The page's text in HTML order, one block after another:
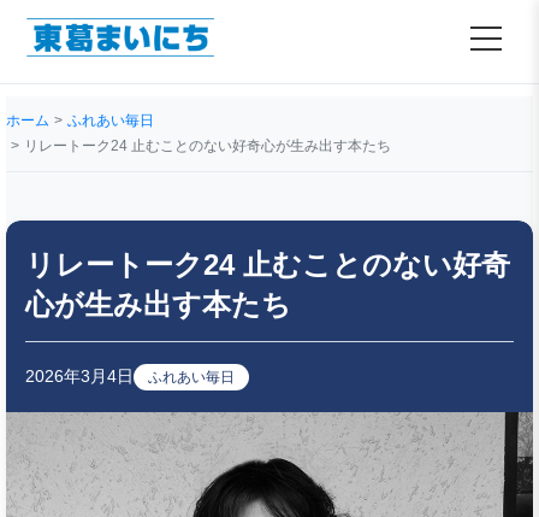
ホーム
ふれあい毎日
リレートーク24 止むことのない好奇心が生み出す本たち
リレートーク24 止むことのない好奇
心が生み出す本たち
2026年3月4日 ふれあい毎日